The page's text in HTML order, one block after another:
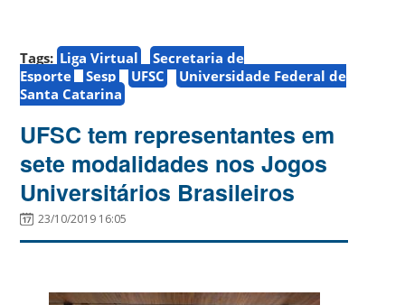
Tags: Liga Virtual
Secretaria de
Esporte
Sesp UFSC
Universidade Federal de
Santa Catarina
UFSC tem representantes em
sete modalidades nos Jogos
Universitários Brasileiros
23/10/2019 16:05